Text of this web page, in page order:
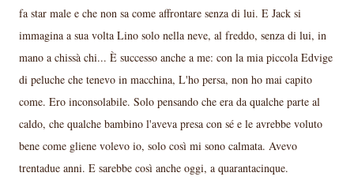
fa star male e che non sa come affrontare senza di lui. E Jack si
immagina a sua volta Lino solo nella neve, al freddo, senza di lui, in
mano a chissà chi... È successo anche a me: con la mia piccola Edvige
di peluche che tenevo in macchina, L'ho persa, non ho mai capito
come. Ero inconsolabile. Solo pensando che era da qualche parte al
caldo, che qualche bambino l'aveva presa con sé e le avrebbe voluto
bene come gliene volevo io, solo così mi sono calmata. Avevo
trentadue anni. E sarebbe così anche oggi, a quarantacinque.